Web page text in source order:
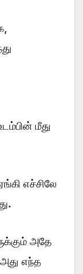
மீது
எச்சிலே
அதே
அது எந்த